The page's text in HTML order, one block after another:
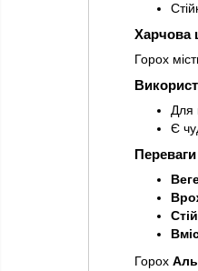
Харчова
Горох
Для
Є
Горох